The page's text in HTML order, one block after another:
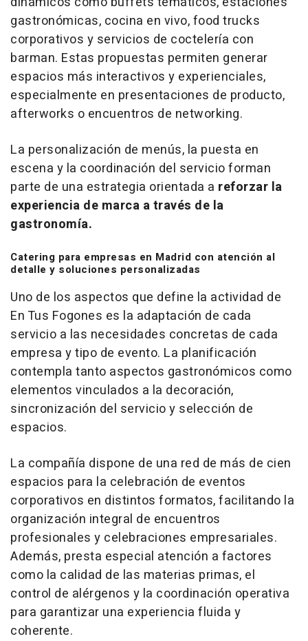
gastronómicas, cocina en vivo,food trucks
corporativos y servicios de coctelería con
barman. Estas propuestas permiten generar
espacios más interactivos y experienciales,
especialmente en presentaciones de producto,
afterworks o encuentros de networking.
La personalización de menús, la puesta en
escena y la coordinación del servicio forman
parte de una estrategia orientada a reforzar la
experiencia de marca a través de la
gastronomía.
Catering para empresas en Madrid con atención al
detalle y soluciones personalizadas
Uno de los aspectos que define la actividad de
En Tus Fogones es la adaptación de cada
servicio a las necesidades concretas de cada
empresa y tipo de evento. La planificación
contempla tanto aspectos gastronómicos como
elementos vinculados a la decoración,
sincronización del servicio y selección de
espacios.
La compañía dispone de una red de más de cien
espacios para la celebración de eventos
corporativos en distintos formatos, facilitando la
organización integral de encuentros
profesionales y celebraciones empresariales.
Además, presta especial atención a factores
como la calidad de las materias primas, el
control de alérgenos y la coordinación operativa
para garantizar una experiencia fluida y
coherente.